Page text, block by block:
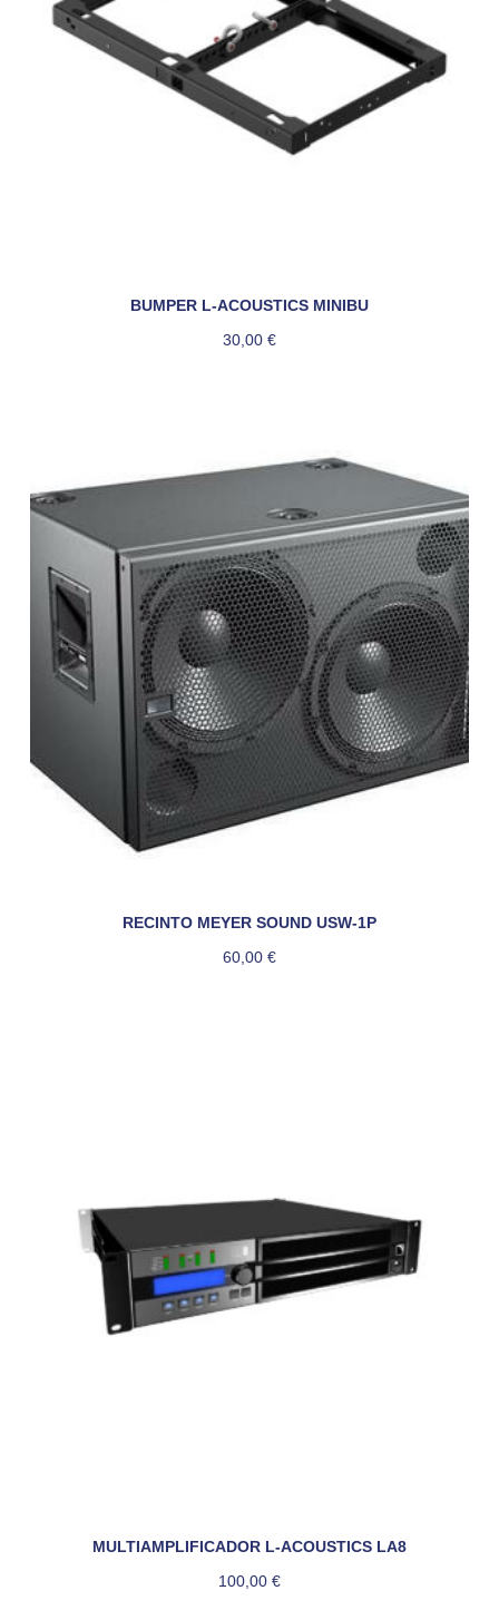
BUMPER L-ACOUSTICS MINIBU
30,00 €
RECINTO MEYER SOUND USW-1P
60,00 €
MULTIAMPLIFICADOR L-ACOUSTICS LA8
100,00 €